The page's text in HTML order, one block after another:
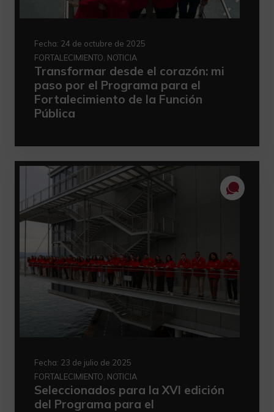
Fecha: 24 de octubre de 2025
FORTALECIMIENTO, NOTICIA
Transformar desde el corazón: mi
paso por el Programa para el
Fortalecimiento de la Función
Pública
Fecha: 23 de julio de 2025
FORTALECIMIENTO, NOTICIA
Seleccionados para la XVI edición
del Programa para el